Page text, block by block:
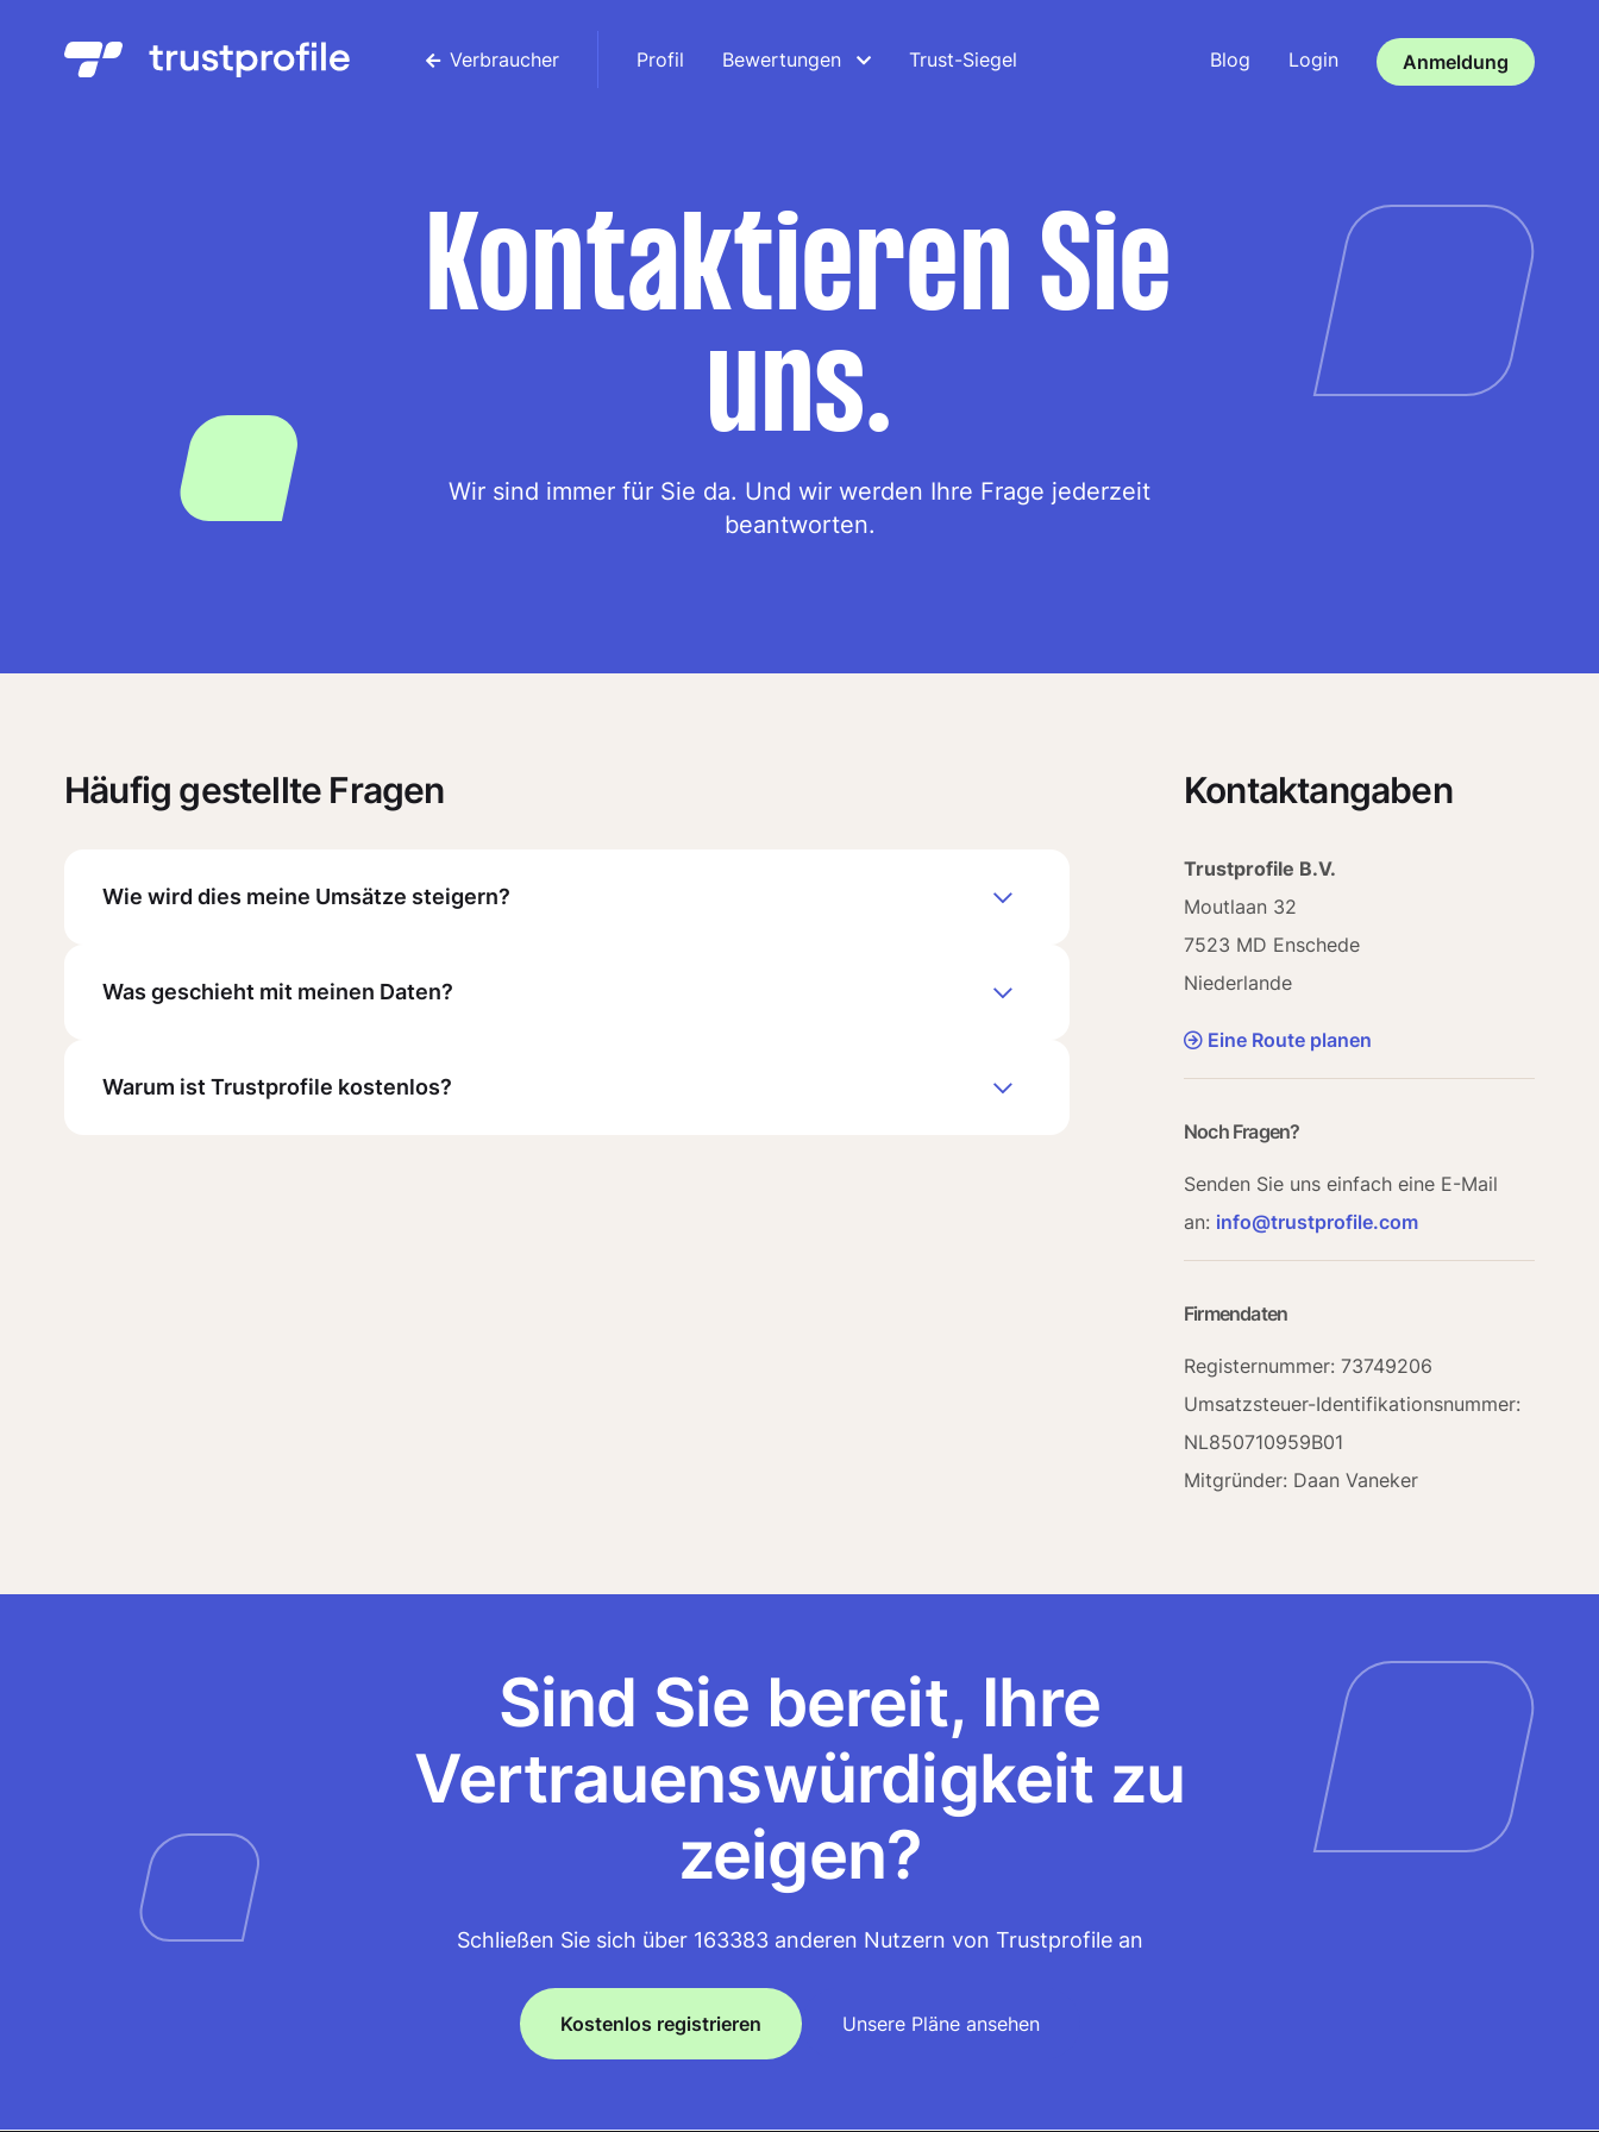
Verbraucher Profil Bewertungen Trust-Siegel Blog Login Anmeldung
Kontaktieren Sie
uns.
Wir sind immer für Sie da. Und wir werden Ihre Frage jederzeit
beantworten.
Häufig gestellte Fragen
Wie wird dies meine Umsätze steigern?
Was geschieht mit meinen Daten?
Warum ist Trustprofile kostenlos?
Kontaktangaben
Trustprofile B.V.
Moutlaan 32
7523 MD Enschede
Niederlande
Eine Route planen
Noch Fragen?
Senden Sie uns einfach eine E-Mail
an: info@trustprofile.com
Firmendaten
Registernummer: 73749206
Umsatzsteuer-Identifikationsnummer:
NL850710959B01
Mitgründer: Daan Vaneker
Sind Sie bereit, Ihre
Vertrauenswürdigkeit zu
zeigen?
Schließen Sie sich über 163383 anderen Nutzern von Trustprofile an
Kostenlos registrieren Unsere Pläne ansehen